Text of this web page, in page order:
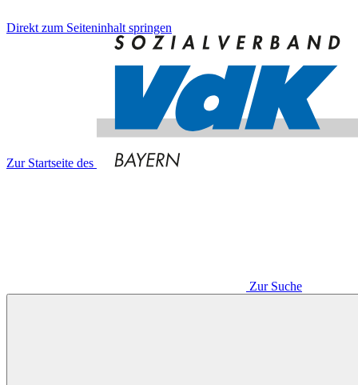
Direkt zum Seiteninhalt springen
Zur Startseite des
Zur Suche